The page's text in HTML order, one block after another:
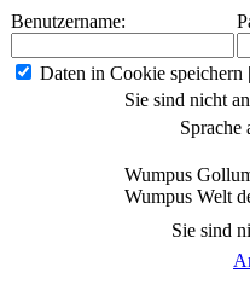
Benutzername:
Daten in Cookie speichern |
Sie sind nicht
Sprache
Wumpus
Wumpus Welt
Sie sind